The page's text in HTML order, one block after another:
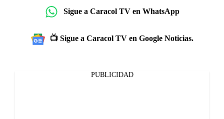
Sigue a Caracol TV en WhatsApp
📺 Sigue a Caracol TV en Google Noticias.
PUBLICIDAD